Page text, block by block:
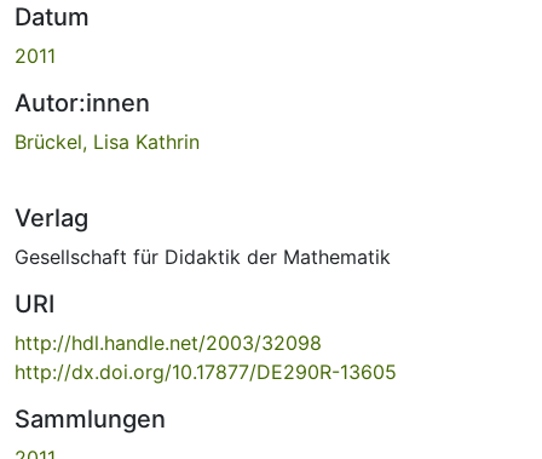
Datum
2011
Autor:innen
Brückel, Lisa Kathrin
Verlag
Gesellschaft für Didaktik der Mathematik
URI
http://hdl.handle.net/2003/32098
http://dx.doi.org/10.17877/DE290R-13605
Sammlungen